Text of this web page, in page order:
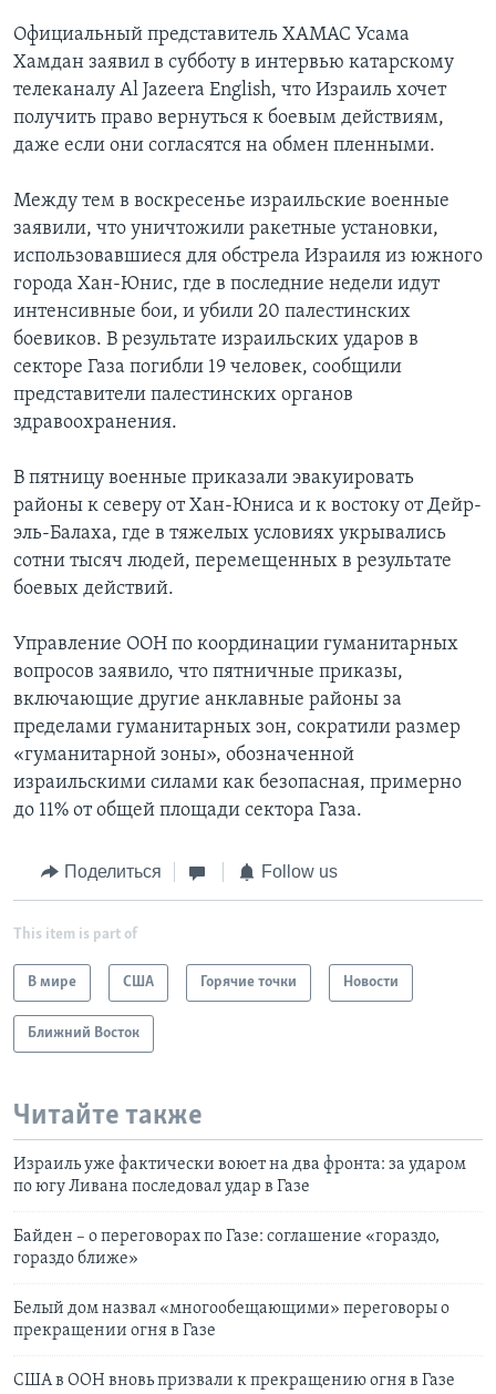
Официальный представитель ХАМАС Усама
Хамдан заявил в субботу в интервью катарскому
телеканалу Al Jazeera English, что Израиль хочет
получить право вернуться к боевым действиям,
даже если они согласятся на обмен пленными.
Между тем в воскресенье израильские военные
заявили, что уничтожили ракетные установки,
использовавшиеся для обстрела Израиля из южного
города Хан-Юнис, где в последние недели идут
интенсивные бои, и убили 20 палестинских
боевиков. В результате израильских ударов в
секторе Газа погибли 19 человек, сообщили
представители палестинских органов
здравоохранения.
В пятницу военные приказали эвакуировать
районы к северу от Хан-Юниса и к востоку от Дейр-
эль-Балаха, где в тяжелых условиях укрывались
сотни тысяч людей, перемещенных в результате
боевых действий.
Управление ООН по координации гуманитарных
вопросов заявило, что пятничные приказы,
включающие другие анклавные районы за
пределами гуманитарных зон, сократили размер
«гуманитарной зоны», обозначенной
израильскими силами как безопасная, примерно
до 11% от общей площади сектора Газа.
Поделиться Follow us
This item is part of
В мире США Горячие точки Новости
Ближний Восток
Читайте также
Израиль уже фактически воюет на два фронта: за ударом
по югу Ливана последовал удар в Газе
Байден – о переговорах по Газе: соглашение «гораздо,
гораздо ближе»
Белый дом назвал «многообещающими» переговоры о
прекращении огня в Газе
США в ООН вновь призвали к прекращению огня в Газе